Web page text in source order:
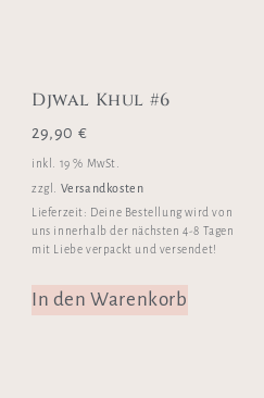
Djwal Khul #6
29,90 €
inkl. 19 % MwSt.
zzgl. Versandkosten
Lieferzeit: Deine Bestellung wird von
uns innerhalb der nächsten 4-8 Tagen
mit Liebe verpackt und versendet!
In den Warenkorb